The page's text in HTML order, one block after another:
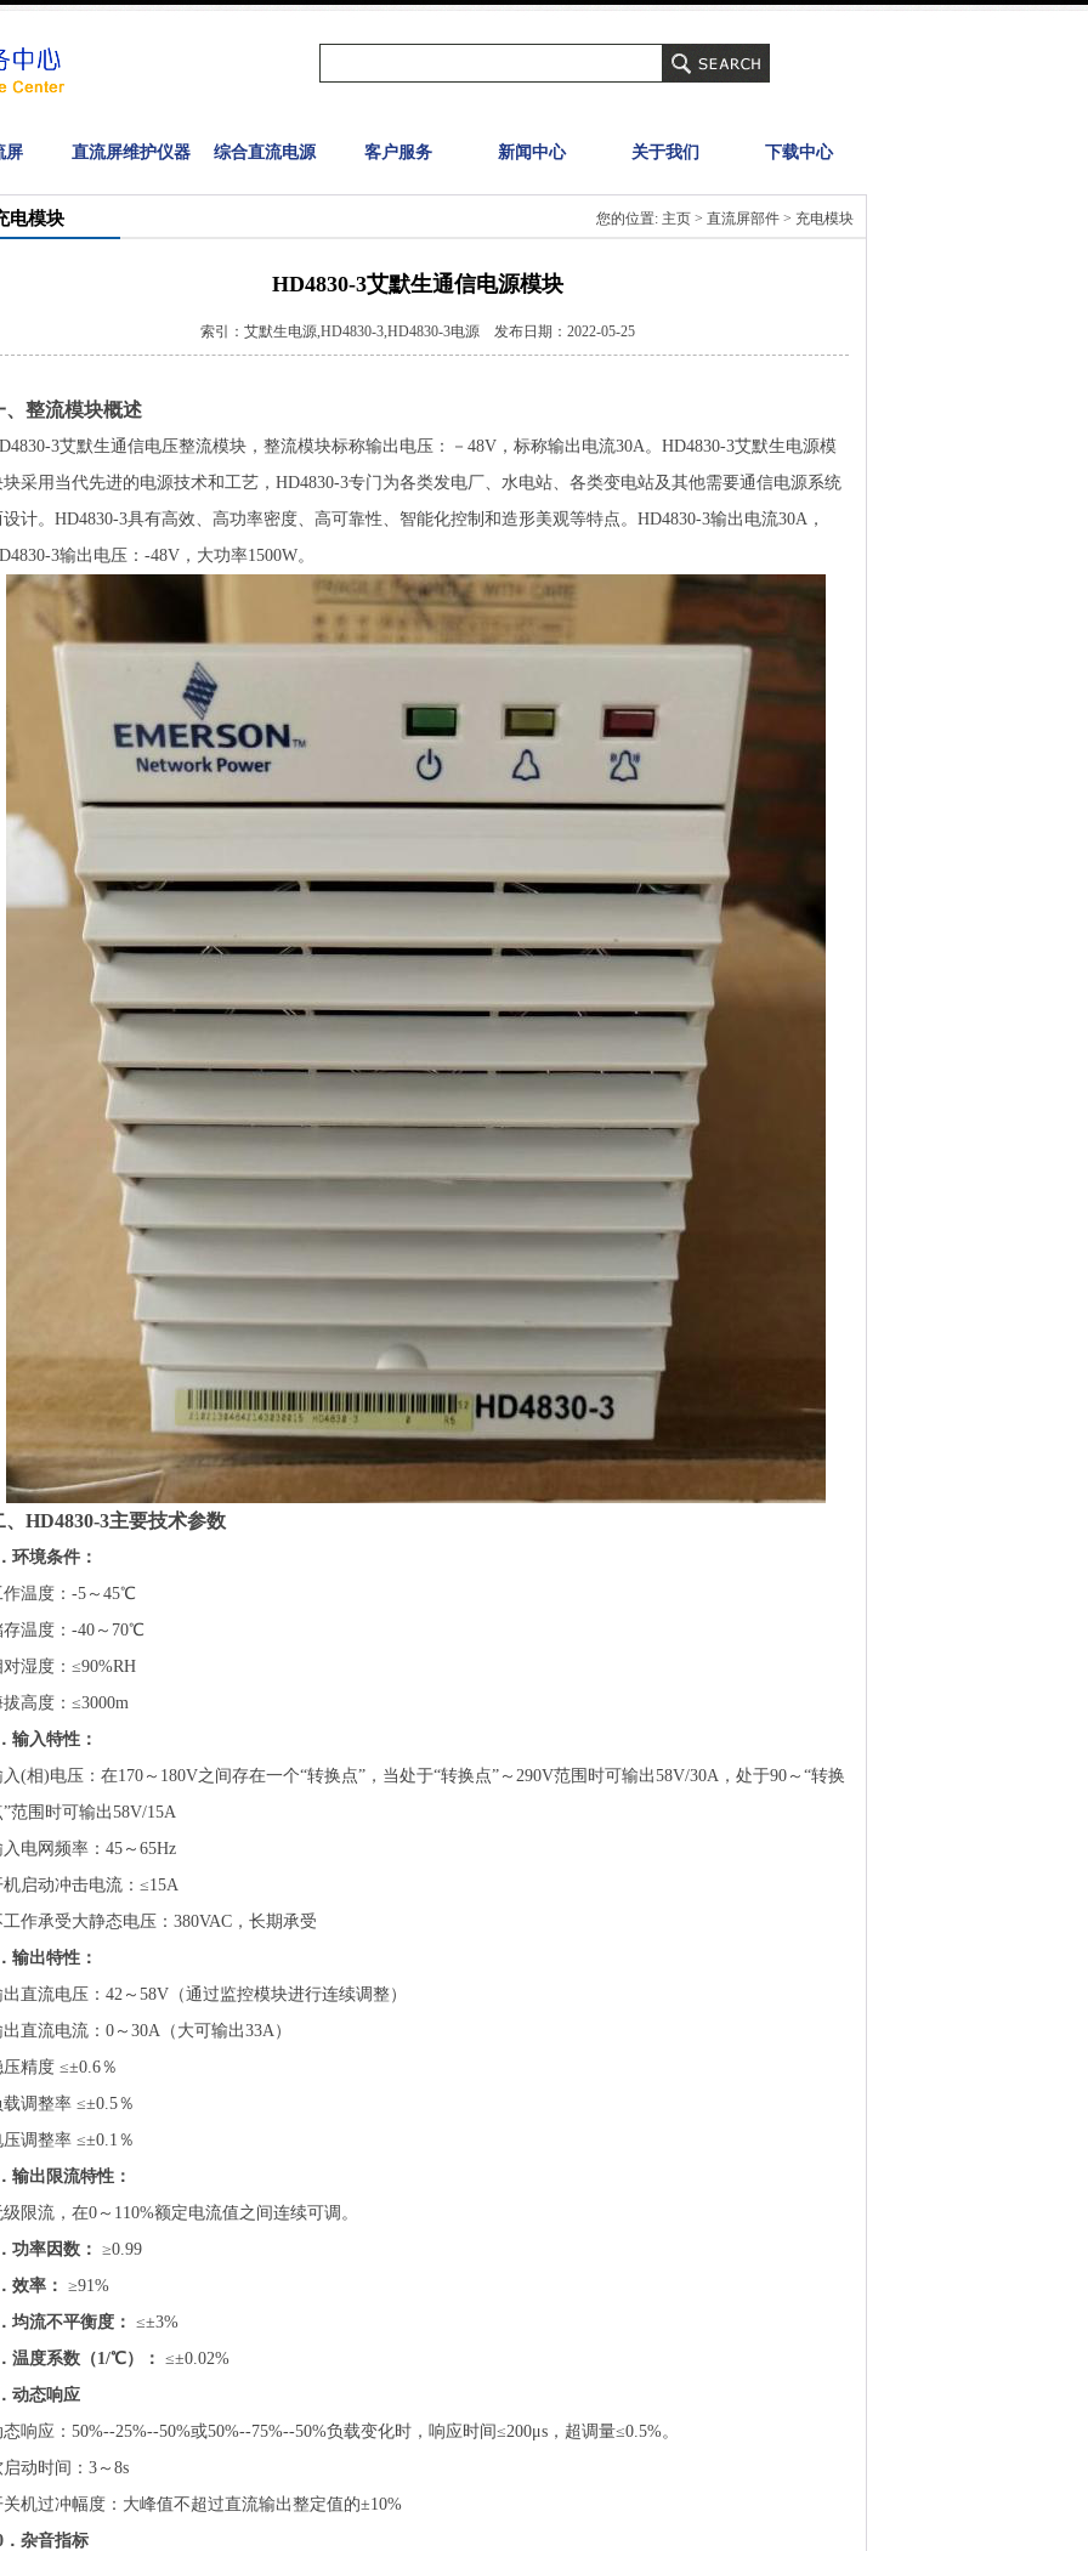
屏 直流屏维护仪器 综合直流电源 客户服务 新闻中心 关于我们 下载中心
电模块 您的位置: 主页 > 直流屏部件 > 充电模块
HD4830-3艾默生通信电源模块
索引：艾默生电源,HD4830-3,HD4830-3电源 发布日期：2022-05-25
、整流模块概述
3艾默生通信电压整流模块，整流模块标称输出电压：－48V，标称输出电流30A。HD4830-3艾默生电源模
块采用当代先进的电源技术和工艺，HD4830-3专门为各类发电厂、水电站、各类变电站及其他需要通信电源系统
设计。HD4830-3具有高效、高功率密度、高可靠性、智能化控制和造形美观等特点。HD4830-3输出电流30A，
3输出电压：-48V，大功率1500W。
、HD4830-3主要技术参数
环境条件：
作温度：-5～45℃
存温度：-40～70℃
对湿度：≤90%RH
拔高度：≤3000m
输入特性：
入(相)电压：在170～180V之间存在一个“转换点”，当处于“转换点”～290V范围时可输出58V/30A，处于90～“转换
”范围时可输出58V/15A
入电网频率：45～65Hz
机启动冲击电流：≤15A
工作承受大静态电压：380VAC，长期承受
输出特性：
出直流电压：42～58V（通过监控模块进行连续调整）
出直流电流：0～30A（大可输出33A）
压精度 ≤±0.6％
载调整率 ≤±0.5％
压调整率 ≤±0.1％
输出限流特性：
级限流，在0～110%额定电流值之间连续可调。
功率因数： ≥0.99
效率： ≥91%
均流不平衡度： ≤±3%
温度系数（1/℃）： ≤±0.02%
动态响应
态响应：50%--25%--50%或50%--75%--50%负载变化时，响应时间≤200μs，超调量≤0.5%。
启动时间：3～8s
关机过冲幅度：大峰值不超过直流输出整定值的±10%
．杂音指标